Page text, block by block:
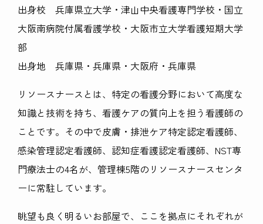
出身校 兵庫県立大学・津山中央看護専門学校・国立
大阪南病院付属看護学校・大阪市立大学看護短期大学
部
出身地 兵庫県・兵庫県・大阪府・兵庫県
リソースナースとは、特定の看護分野において高度な
知識と技術を持ち、看護ケアの質向上を担う看護師の
ことです。その中で皮膚・排泄ケア特定認定看護師、
感染管理認定看護師、認知症看護認定看護師、 NST専
門療法士の4名が、管理棟5階のリソースナースセンタ
ーに常駐しています。
眺望も良く明るいお部屋で、ここを拠点にそれぞれが